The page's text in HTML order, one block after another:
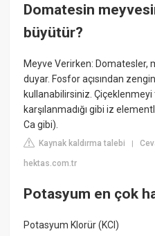
Domatesin
büyütür?
Meyve Verirken:
duyar. Fosfor açısından
kullanabilirsiniz.
karşılanmadığı gibi iz
Ca gibi).
Kaynak kaldırma talebi |
hektas.com.tr
Potasyum en çok
Potasyum Klorür (KCI)